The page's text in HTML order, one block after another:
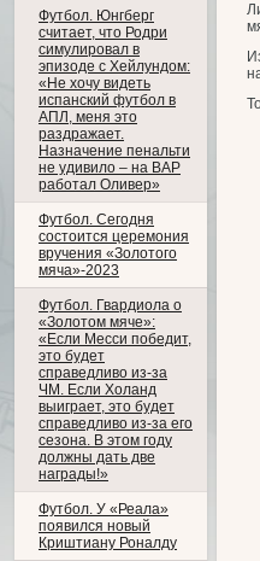
Футбол. Юнгберг
считает, что Родри
симулировал в
эпизоде с Хейлундом:
«Не хочу видеть
испанский футбол в
АПЛ, меня это
раздражает.
Назначение пенальти
не удивило – на ВАР
работал Оливер»
Футбол. Сегодня
состоится церемония
вручения «Золотого
мяча»-2023
Футбол. Гвардиола о
«Золотом мяче»:
«Если Месси победит,
это будет
справедливо из-за
ЧМ. Если Холанд
выиграет, это будет
справедливо из-за его
сезона. В этом году
должны дать две
награды!»
Футбол. У «Реала»
появился новый
Криштиану Роналду